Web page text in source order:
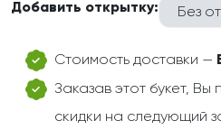
Добавить открытку:
Стоимость доставки —
Заказав этот букет, Вы
скидки на следующий